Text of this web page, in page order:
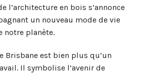
l’architecture en bois s’annonce
un nouveau mode de vie
notre planète.
Brisbane est bien plus qu’un
Il symbolise l’avenir de